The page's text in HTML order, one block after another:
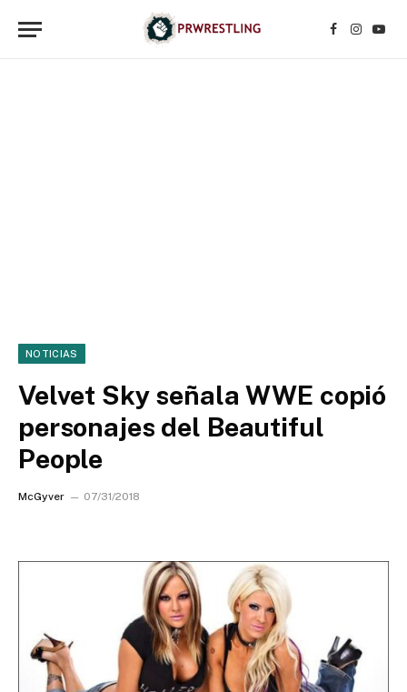
Facebook
NOTICIAS
Velvet Sky señala WWE copió
personajes del Beautiful
People
McGyver 07/31/2018